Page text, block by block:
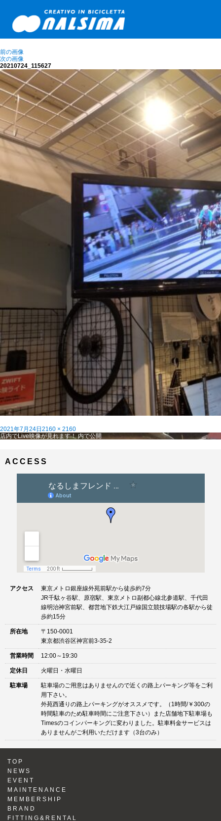
前の画像
次の画像
20210724_115627
投
稿
2021年7月24日 フ
ル
2160 × 2160
投
ゲ
店内でLive映像が見れます！ 内で公開
ACCESS
アクセス
東京メトロ銀座線外苑前駅から徒歩約7分
JR千駄ヶ谷駅、原宿駅、東京メトロ副都心線北参道駅、千代田
線明治神宮前駅、都営地下鉄大江戸線国立競技場駅の各駅から徒
歩約15分
所在地
〒150-0001
東京都渋谷区神宮前3-35-2
営業時間 12:00～19:30
定休日 火曜日・水曜日
駐車場
駐車場のご用意はありませんので近くの路上パーキング等をご利
用下さい。
外苑西通りの路上パーキングがオススメです。（1時間/￥300の
時間駐車のため駐車時間にご注意下さい）また店舗地下駐車場も
Timesのコインパーキングに変わりました。駐車料金サービスは
ありませんがご利用いただけます（3台のみ）
TOP
NEWS
EVENT
MAINTENANCE
MEMBERSHIP
BRAND
FITTING&RENTAL